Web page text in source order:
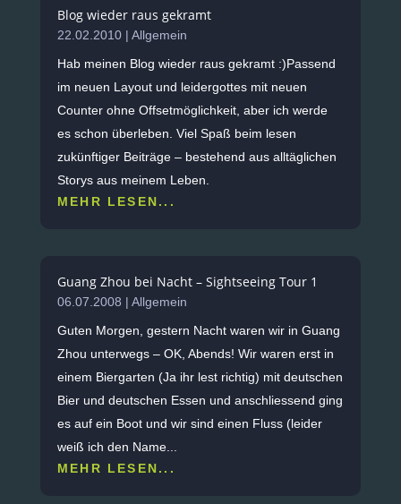
Blog wieder raus gekramt
22.02.2010| Allgemein
Hab meinen Blog wieder raus gekramt :)Passend
im neuen Layout und leidergottes mit neuen
Counter ohne Offsetmöglichkeit, aber ich werde
es schon überleben. Viel Spaß beim lesen
zukünftiger Beiträge – bestehend aus alltäglichen
Storys aus meinem Leben.
MEHR LESEN...
Guang Zhou bei Nacht – Sightseeing Tour 1
06.07.2008 | Allgemein
Guten Morgen, gestern Nacht waren wir in Guang
Zhou unterwegs – OK, Abends! Wir waren erst in
einem Biergarten (Ja ihr lest richtig) mit deutschen
Bier und deutschen Essen und anschliessend ging
es auf ein Boot und wir sind einen Fluss (leider
weiß ich den Name...
MEHR LESEN...